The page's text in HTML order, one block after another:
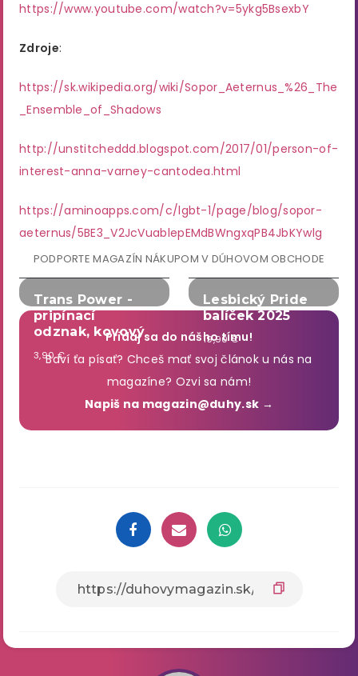
https://www.youtube.com/watch?v=5ykg5BsexbY
Zdroje:
https://sk.wikipedia.org/wiki/Sopor_Aeternus_%26_The
_Ensemble_of_Shadows
http://unstitcheddd.blogspot.com/2017/01/person-of-
interest-anna-varney-cantodea.html
https://aminoapps.com/c/lgbt-1/page/blog/sopor-
aeternus/5BE3_V2JcVuablepEMdBWngxqPB4JbKYwlg
PODPORTE MAGAZÍN NÁKUPOM V DÚHOVOM OBCHODE
Trans Power -
pripínací
odznak, kovový
3,90 €
Lesbický Pride
balíček 2025
19,90 €
Pridaj sa do nášho tímu!
Baví ťa písať? Chceš mať svoj článok u nás na
magazíne? Ozvi sa nám!
Napiš na magazin@duhy.sk →